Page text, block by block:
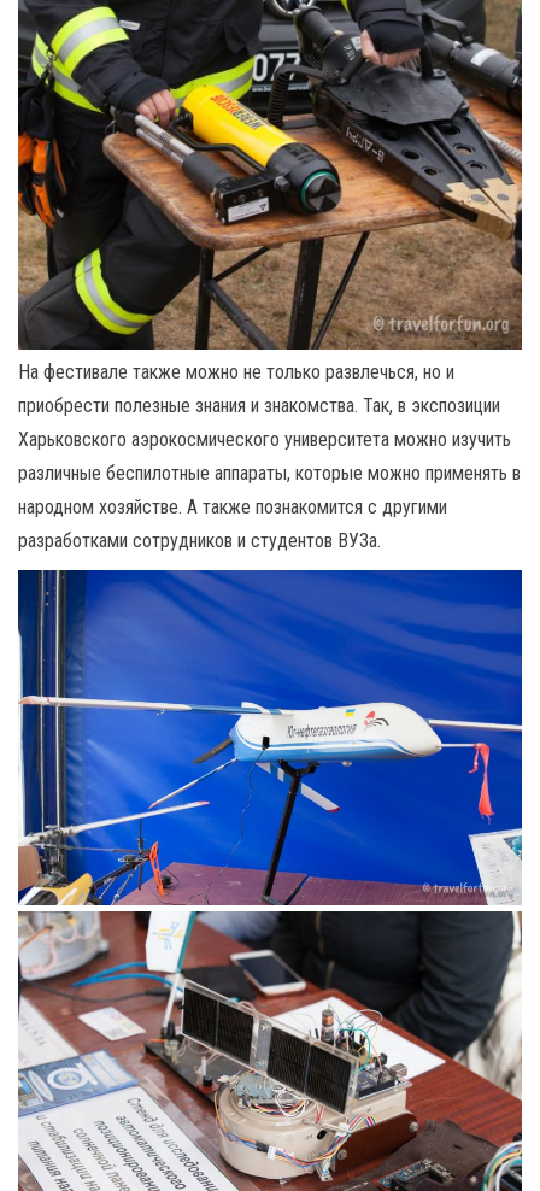
На фестивале также можно не только развлечься, но и
приобрести полезные знания и знакомства. Так, в экспозиции
Харьковского аэрокосмического университета можно изучить
различные беспилотные аппараты, которые можно применять в
народном хозяйстве. А также познакомится с другими
разработками сотрудников и студентов ВУЗа.